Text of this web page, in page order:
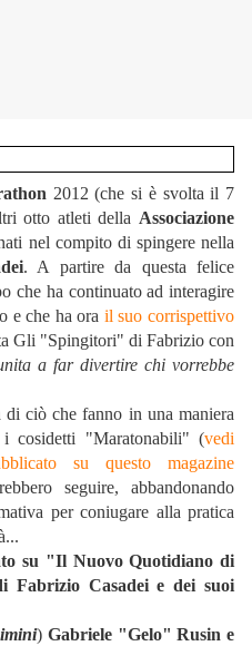
2012 (che si è svolta il 7
otto atleti della Associazione
nel compito di spingere nella
. A partire da questa felice
che ha continuato ad interagire
e che ha ora il suo corrispettivo
Gli "Spingitori" di Fabrizio con
a far divertire chi vorrebbe
ciò che fanno in una maniera
i cosidetti "Maratonabili" (vedi
su questo magazine
seguire, abbandonando
per coniugare alla pratica
su "Il Nuovo Quotidiano di
Fabrizio Casadei e dei suoi
) Gabriele "Gelo" Rusin e